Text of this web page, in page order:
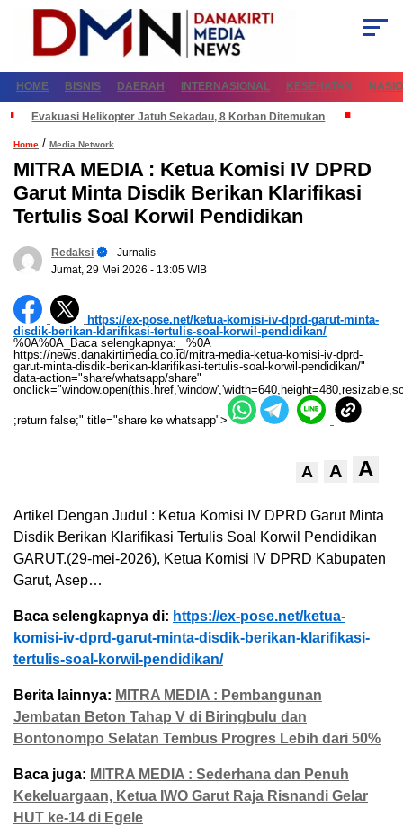
HOME BISNIS DAERAH INTERNASIONAL KESEHATAN
Evakuasi Helikopter Jatuh Sekadau, 8 Korban Ditemukan
Home / Media Network
MITRA MEDIA : Ketua Komisi IV DPRD
Garut Minta Disdik Berikan Klarifikasi
Tertulis Soal Korwil Pendidikan
Redaksi
- Jurnalis
Jumat, 29 Mei 2026 - 13:05 WIB
https://ex-pose.net/ketua-komisi-iv-dprd-garut-minta-
disdik-berikan-klarifikasi-tertulis-soal-korwil-pendidikan/
%0A%0A_Baca selengkapnya:_ %0A
https://news.danakirtimedia.co.id/mitra-media-ketua-komisi-iv-dprd-
garut-minta-disdik-berikan-klarifikasi-tertulis-soal-korwil-pendidikan/"
data-action="share/whatsapp/share"
;return false;" title="share ke whatsapp">
A A A
Artikel Dengan Judul : Ketua Komisi IV DPRD Garut Minta
Disdik Berikan Klarifikasi Tertulis Soal Korwil Pendidikan
GARUT.(29-mei-2026), Ketua Komisi IV DPRD Kabupaten
Garut, Asep…
Baca selengkapnya di: https://ex-pose.net/ketua-
komisi-iv-dprd-garut-minta-disdik-berikan-klarifikasi-
tertulis-soal-korwil-pendidikan/
Berita lainnya: MITRA MEDIA : Pembangunan
Jembatan Beton Tahap V di Biringbulu dan
Bontonompo Selatan Tembus Progres Lebih dari 50%
Baca juga: MITRA MEDIA : Sederhana dan Penuh
Kekeluargaan, Ketua IWO Garut Raja Risnandi Gelar
HUT ke-14 di Egele